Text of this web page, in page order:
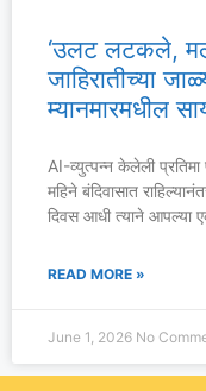
‘उलट लटकले,
जाहिरातीच्या
म्यानमारमधील
AI-व्युत्पन्न केलेली प्रतिमा
महिने बंदिवासात
दिवस आधी त्याने आपल्या
READ MORE »
June 1, 2026 No